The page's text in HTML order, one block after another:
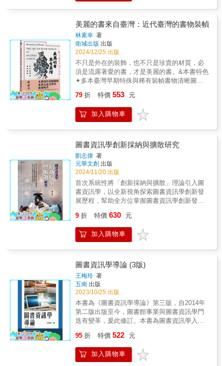
是個普通人。不吝給予批評的同時，也別忘給
這本書時，彷彿搭上名為書店的時光機一樣，
每個人都能在書店空間裡找到屬於自己的感動
處方箋。能夠在這個感動的時刻，與您同在書
籍世界裡參與其中，我想這就是成為書店店員
幸福的瞬間吧！──本屋書店門市店員｜mars‧
本書以溫暖筆觸呈現50多篇有趣的人事物彼此
在書店交會的故事，深刻展現書店的珍貴價
田惠老師以溫暖又輕鬆的筆觸，跟我們分享了
這些有趣的人、有趣的事和書店之所以為書店
的可貴。──企鵝不捨小書房｜企鵝爸爸戴志豪‧
喜歡逛書店，喜愛實體書店、紙本書，收集多
超越時間與空間與作者產生對話，更令人興奮
的是與作者產生共鳴，「我們是同類人呀！」
能從事這份工作，是與讀者結善緣，很快樂的
工作！──南紡書店書區店員｜鄭心榕‧買書不用
出門，還願意走進書店的你，肯定愛上那位傾
聽又暖心的書店員—小心，書遞過來，他可能
已經偷偷了解你！──書蜜生活店長｜吳秉勵‧每
段文章都是一幀生活縮影，於客於主，都能讓
人會心一笑。您好，我是書店員，期待我們也
南西書店圖書管理專員｜Abby★☆★—‧─‧
─★☆★現在，你有特別想看的書嗎？（小說散
文、漫畫？還是理財或健康呢？）有想特別讓
呢？來讀一本書吧！或是，現在就去書店吧！
《島讀臺灣2旅讀的理由：城市山海，閱覽詩
意》的腳步，走進更多鄉鎮，認識更多有趣的
書店與靈魂：■ 一間獨立書店，一個剛剛好的
相遇 一間書店代表一種人生觀，一間書店也
反映一種個性。 人，為書店添加溫度；書，
提供人們精神慰藉，書店是知識流動的處所，
亦是人情交流的場域。 書店不是集中領導的
機構，而是互相成就的地方，每個人都帶著自
己獨特的想法來到這裡，應該被賦予同等機會
地方創新只有拆、建一種方式，以書香文藝妝
點歷史容顏，總不乏舊雨帶著新知前來尋古探
今。 主題明確，客群精準，作品在這裡更容
作，主題，變成一種優勢。 從一本紀實文
學，走進地球村，領略微小日常的力量，書店
主人安排的「禮物」，無一不在提醒安頓此
刻，祝福無憾未來。 住一方天地，傾注自己
微小的力量溫暖人間。閱讀，是最自由的旅
行。當書店成為都市風景，當閱讀成為生活之
必要，邀請您走進書店，帶回一本書，支持在
落，每個人都能找到一家可以與城市互動、撫
慰心靈的書店。我們相信──獨立書店將繼續創
造精彩的故事。如果你熱愛閱讀，也喜歡探
店吧！※本書特色 ◎專業團隊導讀，四大
主題，趣味性與知識內涵兼具。 知名主播
詹慶齡、攝影師余尚彬聯合專業影音攝製團
隊，以獨特視角，再次踏上臺灣書店巡禮。不
同於第一本書以地域區分，本書以四大主題推
薦給讀者們按圖索驥。從拜訪書店開始，窺見
一座城市的靈魂，從店主的閱讀視野，發現一
本書的無限可能。 ◎實地採訪寫作與田野踏
查，發掘書店與閱讀的無限風景。 本書走
店主如何透過選書反映自身價値觀，如何打造
屬於這個時代的閱讀空間。無論你是愛書人、
王》 一群兒童受困荒島，從初始開心的
分工，演變成暴力殺死同伴！ 原來，有
分工就有權力，有權力就會讓人動念：為什麼
那個掌權的人不是我？ ◎夢想與金錢，你
可以兩者都要──《月亮與六便士》 查爾
斯有份穩定的工作、美滿的家庭，有天卻突然
拋棄一切，只為了畫畫。 滿地都是六便
士，他卻抬頭看著月亮。 夢想跟金錢，
一定只能追求一個嗎？你可以都要，但得有順
序。 ◎人可以被毀滅，但不能被打敗
──《老人與海》 老人耗盡力氣終於打敗
大魚，血腥味卻引來鯊魚， 他先用刀對
抗，刀斷了用短棍，短棍斷了用船槳……最
少對得起自己。 ◎別人都有我也要，導致毫
無必要的貧窮──《湖濱散記》 梭羅在瓦
爾登湖邊蓋房子自住，務農、打零工賺取基本
收入， 讀《湖濱散記》，讓你思考生活
的另一種可能性： 快節奏、快時尚、消
費主義的生活，真的是你想要的嗎？ ◎當
機器人擁有人心，人類卻成了機器──《克拉拉
與太陽》 機器人克拉拉希望成為真正的
人類，與此同時，人類卻追求著機器
無可取代、獨一無二的東西是什麼？ ◎追
求幸福當道的今日，這麼多人迷戀太宰治？
──《人間失格》 「生而為人，我很抱
歉。」太宰治否定一切，包括自己。 當
你覺得生命毫無意義，有他「墊底」，或許能
讓你重拾希望。 關於孤獨、人心、愛情、
階層、人生選擇、財富……， AI正在改變
一切。但有樣東西無法替代――經典帶給人的
心靈震撼。 27部足以改變人生觀的經典，
一次讀完。
「熱情」，傳遞給下一個世代。 她從小型書店
KIDDY LAND一路輾轉，見證了個性化書店
LIBRO持續二十年引領熱潮，最後成為大型書
店淳久堂池袋店副店長。她經歷了書店欣欣向
榮的時期，而後……二○○○年，泡沫經濟來
臨，亞馬遜登陸日本。如野獸般撕扯日本書店
業，翻轉書店經營的傳統模式。同時，網路新
浪潮席捲全世界，在日漸頹敗的書店文化中，
紙本書已不再是讀者首選，無形的電子書儼然
速走向滅亡。然而，身為書店店員的他們從未
屈服。書店不只是販售書籍的場所，更是將承
載著文字重量的紙本書，遞至讀者手中的一種
續奮鬥，對殘酷的現實吶喊出「書店不屈宣
言」── 作者以自身四十年書店工作經驗，記述
了日本書店產業的興衰，深究實體書店與紙本
書遇到的困境，並對書市有深入的觀察。透過
與第一線書店店員們對話，記錄書店現場實
錄。
美麗的書來自臺灣：近代臺灣的書物裝幀
林素幸 著
衛城出版 出版
2024/12/25 出版
不只是外在的裝飾，也不只是珍貴的材質，必
須是流露著愛的書，才是美麗的書。&本書特色
✦多本臺灣早期特殊與稀有裝幀書物清晰圖片
裝幀的視覺效果，仔細解析臺日藝術家製作書
籍的熱情、執著、與創意迸發所在✦從未被關
注裝幀效果的工具書也那麼美：臺灣美術展覽
說什麼？✦從裝幀回望百年前的臺灣文化界，
美術與文學聯手合作的出版力量✦隨書贈送精
美復刻《貓寺》扉頁版畫藏書票，交付每一位
愛書人百年前的裝幀家信念，願對美的追求，
永不止息✦本書採精緻廣開裝訂，可完全攤平
閱讀，透過美麗的書，閱讀美麗的書&走進現代
裝幀藝術東西文化交會的激盪時代一部讓人愛
不釋手的東亞與臺灣書籍裝幀史看見各種書
衣、裝訂、插畫、附件的設計巧思；遇見致力
書、每一次打開書本的怦然心動。臺南藝術大
學教授、東亞書籍裝幀策展人林素幸，結合文
化、藝術、物質、感官、歷史等不同角度，再
信念與熱情，華麗的裝幀時代。◆裝幀，是關
於書的藝術，是人類思考如何以美善表達知識
的結晶，也是文化品味與美感精神的展現。臺
灣現代書籍裝幀藝術的起點，是在什麼樣的時
代境遇下形成的？◆臺灣早期以漢式線裝書為
主，直到日本藝術家如鹽月桃甫、西川滿、宮
田彌太朗、立石鐵臣等人，將日本藝壇當時吸
裝幀風潮帶到臺灣，結合臺灣特殊的在地文
化，誕生了連日本藝文界人士也發出驚嘆的
書。他們如何讓傳統的線裝書華麗轉身，成為
79 折 特價 553 元
加入購物車
圖書資訊學創新採納與擴散研究
劉志偉 著
元華文創 出版
2024/11/20 出版
首次系統性將「創新採納與擴散」理論引入圖
書資訊學，以全新視角探索圖書資訊學創新發
展歷程，幫助全方位掌握圖書資訊學創新發展
新採納與擴散」理論框架，嘗試探討1945至
2022年間圖書資訊學的創新發展。透過資訊計
量、數學統計、圖譜分析、文本探勘與比較分
創新特徵、過程、效益與影響，並指出當前學
科發展所面臨的挑戰。本書希望為學科發展研
究提供全新的視角，為學術界與實務界帶來參
考與啟示，進一步推動圖書資訊學研究的深化
與進步。
9 折 特價 630 元
加入購物車
圖書資訊學導論 (3版)
王梅玲 著
五南 出版
2023/10/25 出版
本書為《圖書資訊學導論》第三版，自2014年
第二版出版至今，圖書館事業與圖書資訊學門
迭有變革，爰此修訂。本書為圖書資訊學入門
為應用，探討數位時代圖書館事業與圖書資訊
學的理論與實務。首先探討圖書館學、資訊科
學、與圖書資訊學的意涵與關係。其次，揭示
95 折 特價 522 元
加入購物車